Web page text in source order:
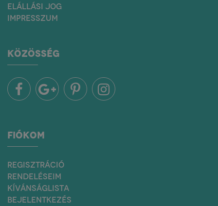
ELÁLLÁSI JOG
IMPRESSZUM
KÖZÖSSÉG
FIÓKOM
REGISZTRÁCIÓ
RENDELÉSEIM
KÍVÁNSÁGLISTA
BEJELENTKEZÉS